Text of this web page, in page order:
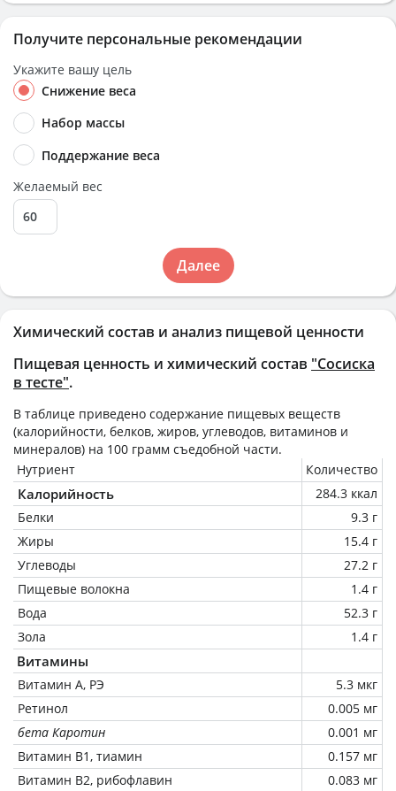
Химический состав и анализ пищевой ценности
Пищевая ценность и химический состав "Сосиска
в тесте".
В таблице приведено содержание пищевых веществ
(калорийности, белков, жиров, углеводов, витаминов и
минералов) на 100 грамм съедобной части.
Нутриент
Количество
Калорийность
284.3 ккал
Белки
9.3 г
Жиры
15.4 г
Углеводы
27.2 г
Пищевые волокна
1.4 г
Вода
52.3 г
Зола
1.4 г
Витамины
Витамин А, РЭ
5.3 мкг
Ретинол
0.005 мг
бета Каротин
0.001 мг
Витамин В1, тиамин
0.157 мг
Витамин В2, рибофлавин
0.083 мг
Получите персональные рекомендации
Укажите вашу цель
Снижение веса
Набор массы
Поддержание веса
Желаемый вес
Далее